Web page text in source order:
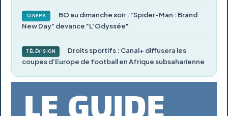
CINÉMA
BO au dimanche soir : "Spider-Man : Brand
New Day" devance "L’Odyssée"
TÉLÉVISION
Droits sportifs : Canal+ diffusera les
coupes d’Europe de football en Afrique subsaharienne